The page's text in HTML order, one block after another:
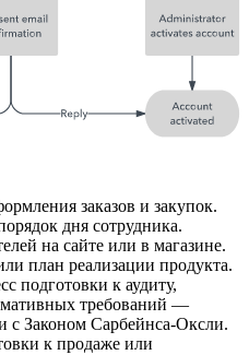
заказов и закупок.
дня сотрудника.
на сайте или в магазине.
план реализации продукта.
подготовки к аудиту,
требований —
с Законом Сарбейнса-Оксли.
к продаже или